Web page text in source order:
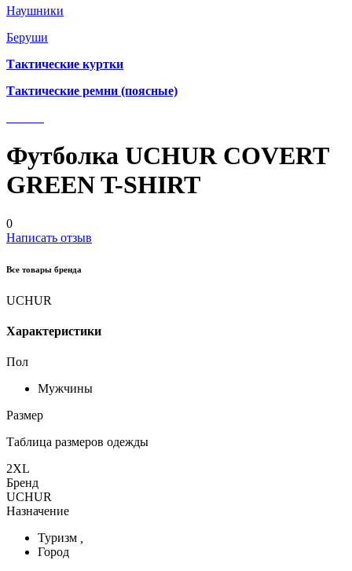
Наушники
Беруши
Тактические куртки
Тактические ремни (поясные)
Футболка UCHUR COVERT
GREEN T-SHIRT
0
Написать отзыв
Все товары бренда
UCHUR
Характеристики
Пол
Мужчины
Размер
Таблица размеров одежды
2XL
Бренд
UCHUR
Назначение
Туризм
Город